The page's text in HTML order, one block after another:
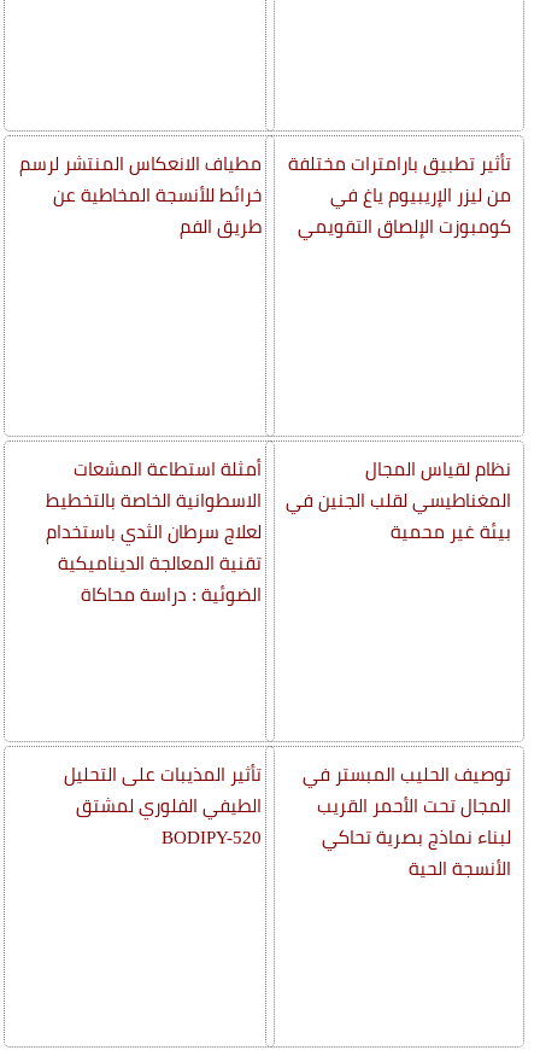
تأثير تطبيق بارامترات مختلفة
من ليزر الإريبيوم ياغ في
كومبوزت الإلصاق التقويمي
نظام لقياس المجال
المغناطيسي لقلب الجنين في
بيئة غير محمية
توصيف الحليب المبستر في
المجال تحت الأحمر القريب
لبناء نماذج بصرية تحاكي
الأنسجة الحية
مطياف الانعكاس المنتشر لرسم
خرائط للأنسجة المخاطية عن
طريق الفم
أمثلة استطاعة المشعات
الاسطوانية الخاصة بالتخطيط
لعلاج سرطان الثدي باستخدام
تقنية المعالجة الديناميكية
الضوئية : دراسة محاكاة
تأثير المذيبات على التحليل
الطيفي الفلوري لمشتق
BODIPY-520